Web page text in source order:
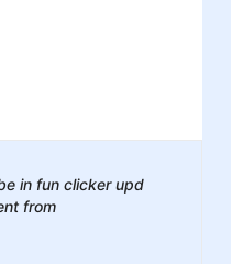
in fun clicker upd
from